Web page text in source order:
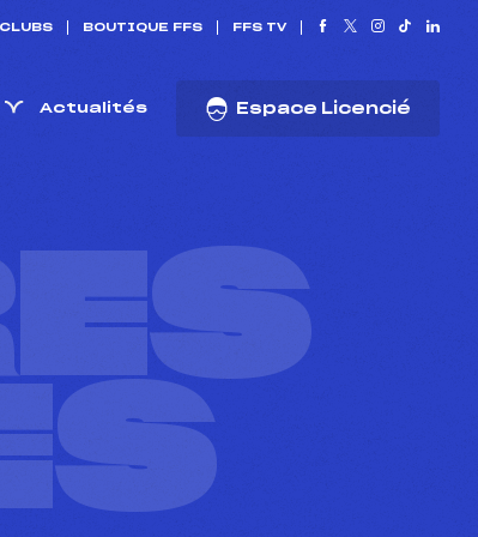
BOUTIQUE FFS FFS TV
Actualités Espace Licencié